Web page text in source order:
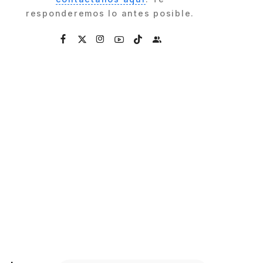
responderemos lo antes posible.